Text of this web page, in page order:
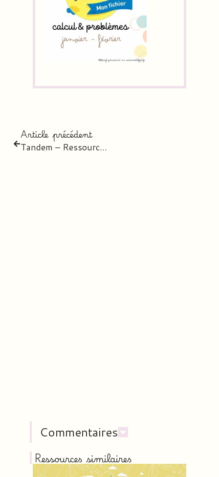
Article précédent
Tandem – Ressources CE1 & CE2
Commentaires
Ressources similaires